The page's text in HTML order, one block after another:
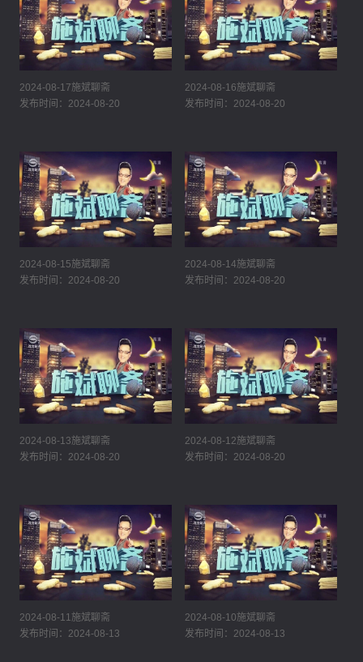
2024-08-17施斌聊斋
发布时间：2024-08-20
2024-08-16施斌聊斋
发布时间：2024-08-20
2024-08-15施斌聊斋
发布时间：2024-08-20
2024-08-14施斌聊斋
发布时间：2024-08-20
2024-08-13施斌聊斋
发布时间：2024-08-20
2024-08-12施斌聊斋
发布时间：2024-08-20
2024-08-11施斌聊斋
发布时间：2024-08-13
2024-08-10施斌聊斋
发布时间：2024-08-13